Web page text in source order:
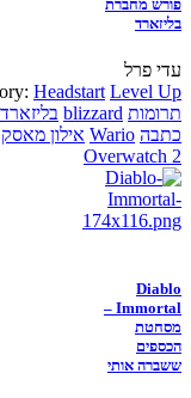
פורש מחברת
בליזארד
עדי פרל
Headstart Level Up
תרומות blizzard בליזארד
כתבה Wario אילון מאסק
Overwatch 2
Diablo
Immortal –
מסחטת
הכספים
ששברה אותי